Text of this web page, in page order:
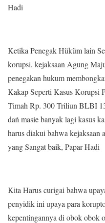
Hadi
Ketika Penegak Hüküm lain
korupsi, kejaksaan Agung
penegakan hukum
Kakap Seperti Kasus Korupsi
Timah Rp. 300 Triliun BLBI
dań masie banyak lagi kasus
harus diakui bahwa kejaksaan
yang Sangat baik, Papar Hadi
Kita Harus curigai bahwa
penyidik ini upaya para
kepentingannya di obok obok